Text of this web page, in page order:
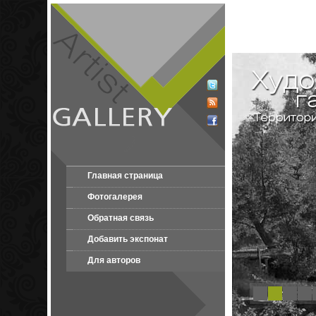
Главная страница
Фотогалерея
Обратная связь
Добавить экспонат
Для авторов